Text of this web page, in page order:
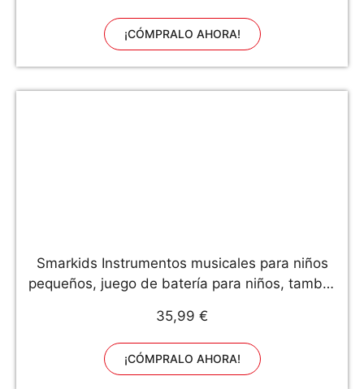
¡CÓMPRALO AHORA!
Smarkids Instrumentos musicales para niños
pequeños, juego de batería para niños, tambor
xilófono afinado con precisión Maraca Kazoo
educativos para niños y niñas
35,99 €
¡CÓMPRALO AHORA!